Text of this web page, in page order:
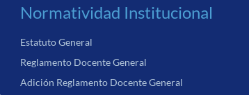
Normatividad Institucional
Estatuto General
Reglamento Docente General
Adición Reglamento Docente General